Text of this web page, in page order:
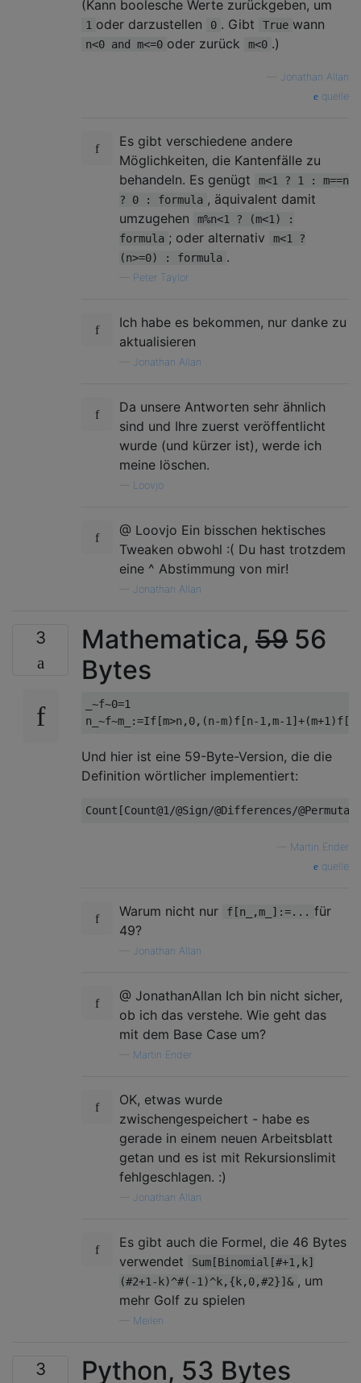
(Kann boolesche Werte zurückgeben, um
1 oder darzustellen 0 . Gibt True wann
n<0 and m<=0 oder zurück m<0 .)
Jonathan Allan
quelle
Es gibt verschiedene andere
Möglichkeiten, die Kantenfälle zu
behandeln. Es genügt
m<1 ? 1 : m==n
? 0 : formula , äquivalent damit
umzugehen
m%n<1 ? (m<1) :
formula ; oder alternativ
m<1 ?
(n>=0) : formula .
Peter Taylor
Ich habe es bekommen, nur danke zu
aktualisieren
Jonathan Allan
Da unsere Antworten sehr ähnlich
sind und Ihre zuerst veröffentlicht
wurde (und kürzer ist), werde ich
meine löschen.
Loovjo
@ Loovjo Ein bisschen hektisches
Tweaken obwohl :( Du hast trotzdem
eine ^ Abstimmung von mir!
Jonathan Allan
3 Mathematica, 59 56
Bytes
_~f~0=1
Und hier ist eine 59-Byte-Version, die die
Definition wörtlicher implementiert:
Martin Ender
quelle
Warum nicht nur f[n_,m_]:=... für
49?
Jonathan Allan
@ JonathanAllan Ich bin nicht sicher,
ob ich das verstehe. Wie geht das
mit dem Base Case um?
Martin Ender
OK, etwas wurde
zwischengespeichert - habe es
gerade in einem neuen Arbeitsblatt
getan und es ist mit Rekursionslimit
fehlgeschlagen. :)
Jonathan Allan
Es gibt auch die Formel, die 46 Bytes
verwendet
Sum[Binomial[#+1,k]
(#2+1-k)^#(-1)^k,{k,0,#2}]& , um
mehr Golf zu spielen
Meilen
3 Python, 53 Bytes